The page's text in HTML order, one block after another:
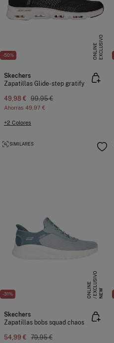
-50% E
X
C
L
U
SI
V
O
O
N
L
I
N
E
Skechers
Zapatillas Glide-step gratify
49,98 € 99,95 €
Ahorras 49,97 €
+2 Colores
-31% NEW
E
X
C
L
US
I
V
O
O
N
L
I
N
E
SIMILARES
Skechers
Zapatillas bobs squad chaos
54,99 € 79,95 €